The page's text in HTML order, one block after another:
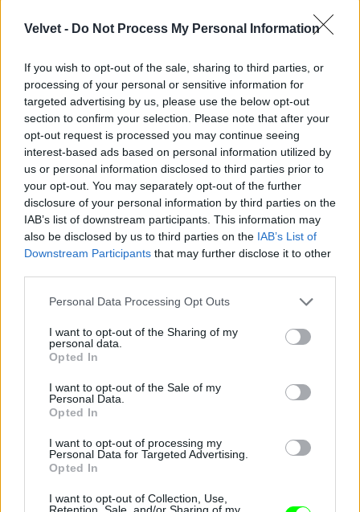
Velvet - Do Not Process My Personal Information
If you wish to opt-out of the sale, sharing to third parties, or
processing of your personal or sensitive information for
targeted advertising by us, please use the below opt-out
section to confirm your selection. Please note that after your
opt-out request is processed you may continue seeing
interest-based ads based on personal information utilized by
us or personal information disclosed to third parties prior to
your opt-out. You may separately opt-out of the further
disclosure of your personal information by third parties on the
IAB’s list of downstream participants. This information may
also be disclosed by us to third parties on the IAB’s List of
Downstream Participants that may further disclose it to other
Please note that this website/app uses one or more Google
not limited to your visit or usage behaviour. You may click to
grant or deny consent to Google and its third-party tags to
use your data for below specified purposes in below Google
consent section.
Personal Data Processing Opt Outs
I want to opt-out of the Sharing of my
personal data.
Opted In
I want to opt-out of the Sale of my
Personal Data.
Opted In
I want to opt-out of processing my
Personal Data for Targeted Advertising.
Opted In
I want to opt-out of Collection, Use,
Retention, Sale, and/or Sharing of my
Minden operatőr és fotós Damu felé fordult
Fotó: Szécsi István / Velvet #13
Jön még kép!